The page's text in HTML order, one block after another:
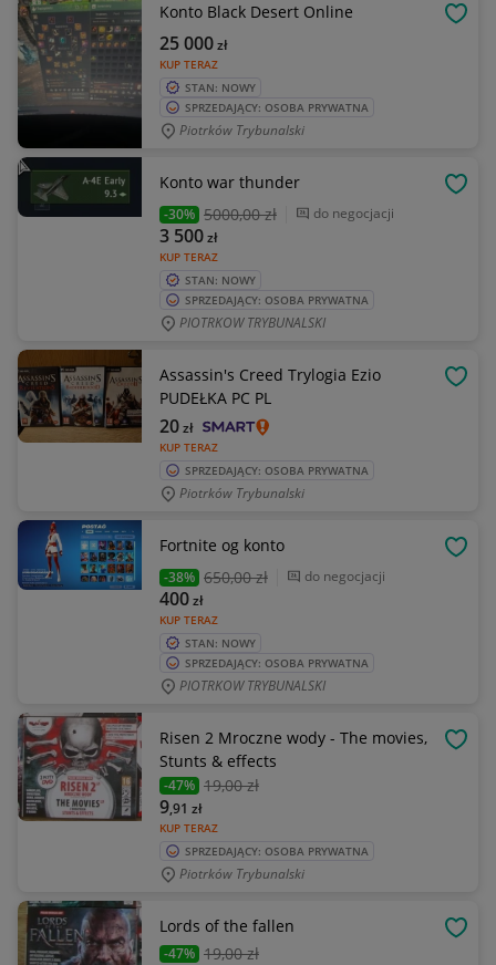
Konto Black Desert Online
KUP TERAZ
25 000zł
STAN: NOWY
SPRZEDAJĄCY: OSOBA PRYWATNA
Piotrków Trybunalski
Konto war thunder
-30% 5000,00 zł do negocjacji
KUP TERAZ
3 500zł
STAN: NOWY
SPRZEDAJĄCY: OSOBA PRYWATNA
PIOTRKOW TRYBUNALSKI
Assassin's Creed Trylogia Ezio
PUDEŁKA PC PL
KUP TERAZ
20zł
SPRZEDAJĄCY: OSOBA PRYWATNA
Piotrków Trybunalski
Fortnite og konto
-38% 650,00 zł do negocjacji
KUP TERAZ
400zł
STAN: NOWY
SPRZEDAJĄCY: OSOBA PRYWATNA
PIOTRKOW TRYBUNALSKI
Risen 2 Mroczne wody - The movies,
Stunts & effects
-47% 19,00 zł
KUP TERAZ
9,91 zł
SPRZEDAJĄCY: OSOBA PRYWATNA
Piotrków Trybunalski
Lords of the fallen
-47% 19,00 zł